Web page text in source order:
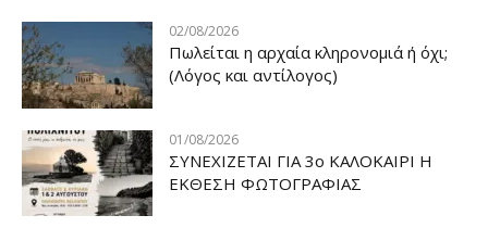
02/08/2026
Πωλείται η αρχαία κληρονομιά ή όχι;
(Λόγος και αντίλογος)
01/08/2026
ΣΥΝΕΧΙΖΕΤΑΙ ΓΙΑ 3ο ΚΑΛΟΚΑΙΡΙ Η
ΕΚΘΕΣΗ ΦΩΤΟΓΡΑΦΙΑΣ